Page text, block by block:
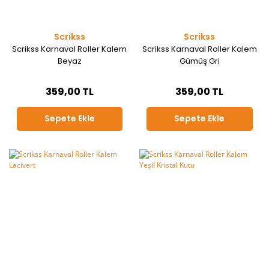
Scrikss
Scrikss Karnaval Roller Kalem
Beyaz
359,00 TL
Sepete Ekle
Scrikss
Scrikss Karnaval Roller Kalem
Gümüş Gri
359,00 TL
Sepete Ekle